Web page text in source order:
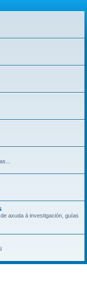
axuda á investigación, guías